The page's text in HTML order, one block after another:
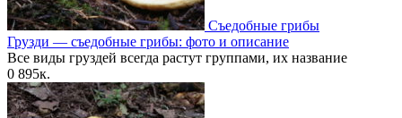
Съедобные грибы
Грузди — съедобные грибы: фото и описание
Все виды груздей всегда растут группами, их название
0 895к.